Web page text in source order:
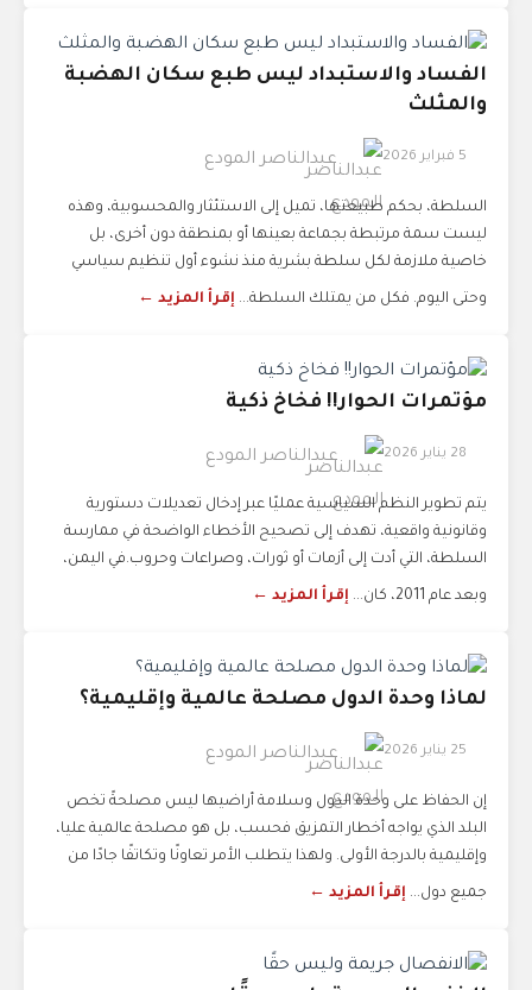
الفساد والاستبداد ليس طبع سكان الهضبة
والمثلث
5 فبراير 2026 عبدالناصر المودع
السلطة، بحكم طبيعتها، تميل إلى الاستئثار والمحسوبية، وهذه
ليست سمة مرتبطة بجماعة بعينها أو بمنطقة دون أخرى، بل
خاصية ملازمة لكل سلطة بشرية منذ نشوء أول تنظيم سياسي
وحتى اليوم. فكل من يمتلك السلطة... إقرأ المزيد ←
مؤتمرات الحوار!! فخاخ ذكية
28 يناير 2026 عبدالناصر المودع
يتم تطوير النظم السياسية عمليًا عبر إدخال تعديلات دستورية
وقانونية واقعية، تهدف إلى تصحيح الأخطاء الواضحة في ممارسة
السلطة، التي أدت إلى أزمات أو ثورات، وصراعات وحروب.في اليمن،
وبعد عام 2011، كان... إقرأ المزيد ←
لماذا وحدة الدول مصلحة عالمية وإقليمية؟
25 يناير 2026 عبدالناصر المودع
إن الحفاظ على وحدة الدول وسلامة أراضيها ليس مصلحةً تخص
البلد الذي يواجه أخطار التمزيق فحسب، بل هو مصلحة عالمية عليا،
وإقليمية بالدرجة الأولى. ولهذا يتطلب الأمر تعاونًا وتكاتفًا جادًا من
جميع دول... إقرأ المزيد ←